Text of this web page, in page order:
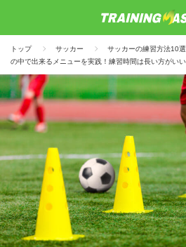
トップ サッカー
サッカーの練習方法10
の中で出来るメニューを実践！練習時間は長い方がい